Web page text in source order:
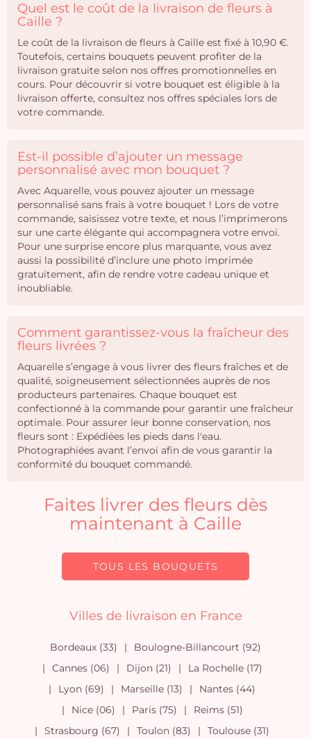
Quel est le coût de la livraison de fleurs à
Caille ?
Le coût de la livraison de fleurs à Caille est fixé à 10,90 €.
Toutefois, certains bouquets peuvent profiter de la
livraison gratuite selon nos offres promotionnelles en
cours. Pour découvrir si votre bouquet est éligible à la
livraison offerte, consultez nos offres spéciales lors de
votre commande.
Est-il possible d’ajouter un message
personnalisé avec mon bouquet ?
Avec Aquarelle, vous pouvez ajouter un message
personnalisé sans frais à votre bouquet ! Lors de votre
commande, saisissez votre texte, et nous l’imprimerons
sur une carte élégante qui accompagnera votre envoi.
Pour une surprise encore plus marquante, vous avez
aussi la possibilité d’inclure une photo imprimée
gratuitement, afin de rendre votre cadeau unique et
inoubliable.
Comment garantissez-vous la fraîcheur des
fleurs livrées ?
Aquarelle s’engage à vous livrer des fleurs fraîches et de
qualité, soigneusement sélectionnées auprès de nos
producteurs partenaires. Chaque bouquet est
confectionné à la commande pour garantir une fraîcheur
optimale. Pour assurer leur bonne conservation, nos
fleurs sont : Expédiées les pieds dans l'eau.
Photographiées avant l’envoi afin de vous garantir la
conformité du bouquet commandé.
Faites livrer des fleurs dès
maintenant à Caille
TOUS LES BOUQUETS
Villes de livraison en France
Bordeaux (33)
Boulogne-Billancourt (92)
Cannes (06)
Dijon (21)
La Rochelle (17)
Lyon (69)
Marseille (13)
Nantes (44)
Nice (06)
Paris (75)
Reims (51)
Strasbourg (67)
Toulon (83)
Toulouse (31)